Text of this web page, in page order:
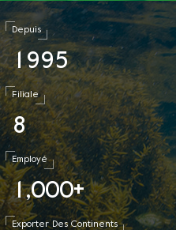
Depuis
1 995
Filiale
8
Employé
1 ,000+
Exporter Des Continents